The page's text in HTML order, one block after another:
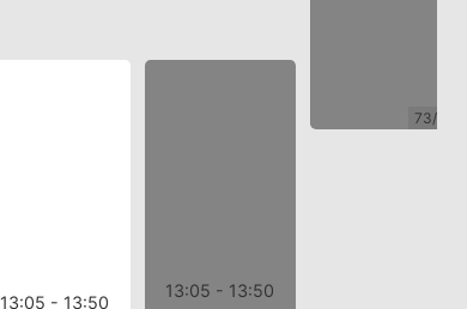
13:05 - 13:50
13:05 - 13:50
73/73